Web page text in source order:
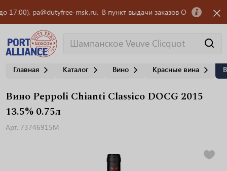
pa@dutyfree-msk.ru. В пункт выдачи заказов OZON
Главная Каталог Вино Красные вина
Вино Peppoli Chianti Classico DOCG 2015
13.5% 0.75л
Арт. 73746915M